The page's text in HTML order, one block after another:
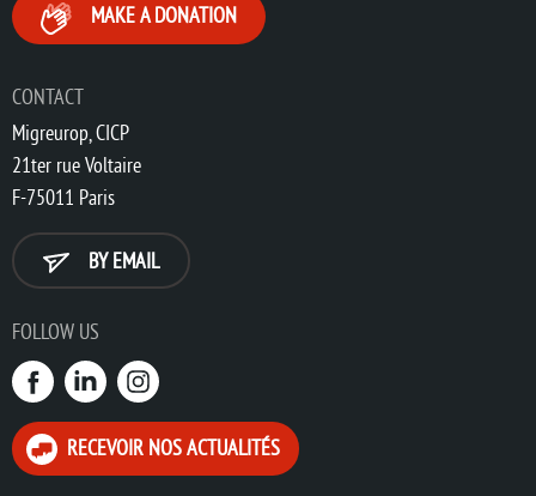
CONTACT
Migreurop, CICP
21ter rue Voltaire
F-75011 Paris
BY EMAIL
MAKE A DONATION
FOLLOW US
RECEVOIR NOS ACTUALITÉS